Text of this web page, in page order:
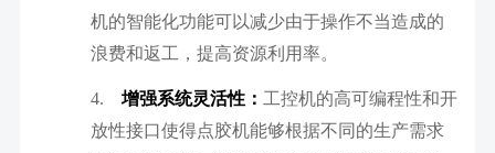
机的智能化功能可以减少由于操作不当造成的
浪费和返工，提高资源利用率。
4. 增强系统灵活性： 工控机的高可编程性和开
放性接口使得点胶机能够根据不同的生产需求